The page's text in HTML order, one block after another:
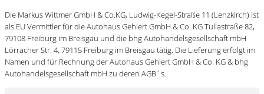
Die Markus Wittmer GmbH & Co.KG, Ludwig-Kegel-Straße 11 (Lenzkirch) ist
als EU Vermittler für die Autohaus Gehlert GmbH & Co. KG Tullastraße 82,
79108 Freiburg im Breisgau und die bhg Autohandelsgesellschaft mbH
Lörracher Str. 4, 79115 Freiburg im Breisgau tätig. Die Lieferung erfolgt im
Namen und für Rechnung der Autohaus Gehlert GmbH & Co. KG & bhg
Autohandelsgesellschaft mbH zu deren AGB´s.